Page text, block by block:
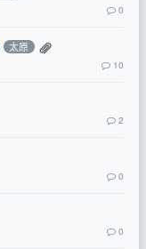
0
太原
10
2
0
0